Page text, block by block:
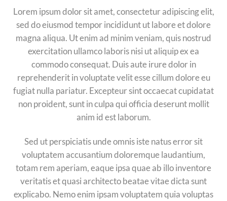
Lorem ipsum dolor sit amet, consectetur adipiscing elit,
sed do eiusmod tempor incididunt ut labore et dolore
magna aliqua. Ut enim ad minim veniam, quis nostrud
exercitation ullamco laboris nisi ut aliquip ex ea
commodo consequat. Duis aute irure dolor in
reprehenderit in voluptate velit esse cillum dolore eu
fugiat nulla pariatur. Excepteur sint occaecat cupidatat
non proident, sunt in culpa qui officia deserunt mollit
anim id est laborum.
Sed ut perspiciatis unde omnis iste natus error sit
voluptatem accusantium doloremque laudantium,
totam rem aperiam, eaque ipsa quae ab illo inventore
veritatis et quasi architecto beatae vitae dicta sunt
explicabo. Nemo enim ipsam voluptatem quia voluptas